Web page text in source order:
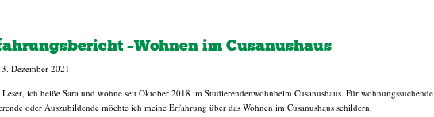
–Wohnen im Cusanushaus
Dezember 2021
ich heiße Sara und wohne seit Oktober 2018 im Studierendenwohnheim Cusanushaus. Für wohnungssuchende
oder Auszubildende möchte ich meine Erfahrung über das Wohnen im Cusanushaus schildern.